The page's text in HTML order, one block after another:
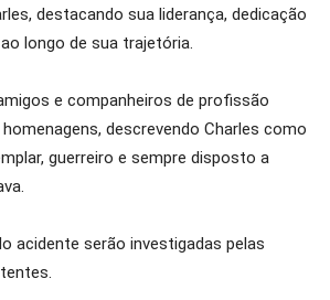
destacando sua liderança, dedicação
longo de sua trajetória.
e companheiros de profissão
descrevendo Charles como
guerreiro e sempre disposto a
acidente serão investigadas pelas